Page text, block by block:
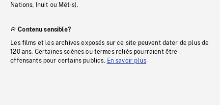
Nations, Inuit ou Métis).
Contenu sensible?
Les films et les archives exposés sur ce site peuvent dater de plus de
120 ans. Certaines scènes ou termes reliés pourraient être
offensants pour certains publics. En savoir plus